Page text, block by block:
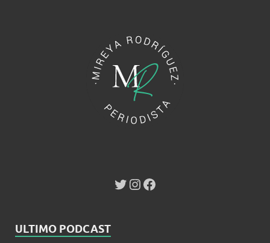
ULTIMO PODCAST